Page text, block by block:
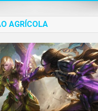
AGRÍCOLA